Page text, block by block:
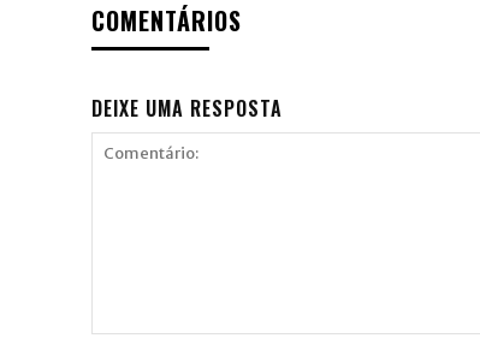
COMENTÁRIOS
DEIXE UMA RESPOSTA